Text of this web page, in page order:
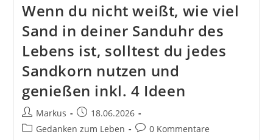
Wenn du nicht weißt, wie viel
Sand in deiner Sanduhr des
Lebens ist, solltest du jedes
Sandkorn nutzen und
genießen inkl. 4 Ideen
Beitrags-
Autor:
Markus
Beitrag
veröffentlicht:
18.06.2026
Beitrags-
Gedanken zum Leben
Beitrags-
0 Kommentare